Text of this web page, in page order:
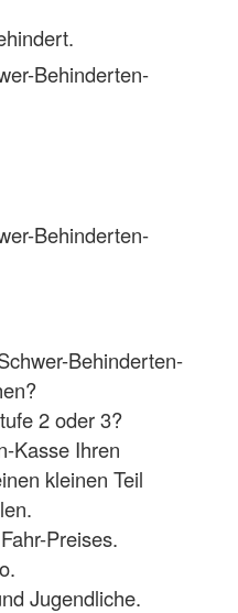
Behinderten-
Behinderten-
Behinderten-
2 oder 3?
Kasse Ihren
kleinen Teil
Preises.
Jugendliche.